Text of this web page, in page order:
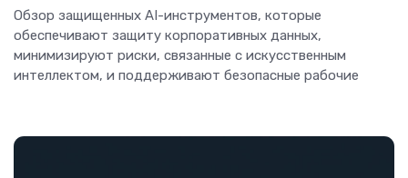
Обзор защищенных AI-инструментов, которые
обеспечивают защиту корпоративных данных,
минимизируют риски, связанные с искусственным
интеллектом, и поддерживают безопасные рабочие